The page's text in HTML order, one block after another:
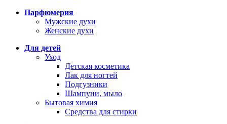
Парфюмерия
Мужские духи
Женские духи
Для детей
Уход
Детская косметика
Лак для ногтей
Подгузники
Шампуни, мыло
Бытовая химия
Средства для стирки